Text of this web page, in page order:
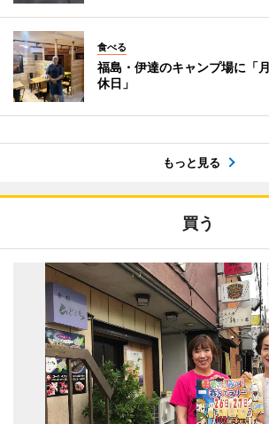
食べる
福島・伊達のキャンプ場に「
休日」
もっと見る
買う